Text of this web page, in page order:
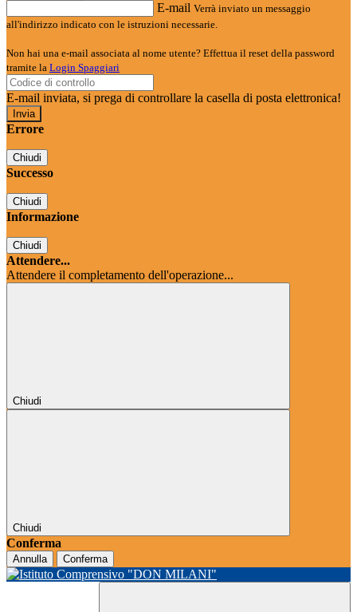
E-mail Verrà inviato un messaggio
all'indirizzo indicato con le istruzioni necessarie.
Non hai una e-mail associata al nome utente? Effettua il reset della password
tramite la Login Spaggiari
E-mail inviata, si prega di controllare la casella di posta elettronica!
Errore
Chiudi
Successo
Chiudi
Informazione
Chiudi
Attendere...
Attendere il completamento dell'operazione...
Chiudi
Chiudi
Conferma
Annulla Conferma